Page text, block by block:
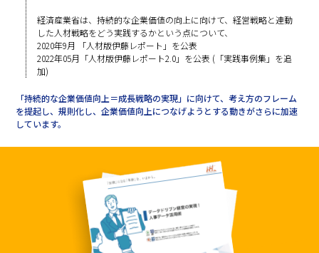
経済産業省は、持続的な企業価値の向上に向けて、経営戦略と連動
した人材戦略をどう実践するかという点について、
2020年9月 「人材版伊藤レポート」を公表
2022年05月「人材版伊藤レポート2.0」を公表 (「実践事例集」を追
加)
「持続的な企業価値向上＝成長戦略の実現」に向けて、考え方のフレーム
を提起し、規則化し、企業価値向上につなげようとする動きがさらに加速
しています。